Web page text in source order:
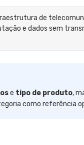
de
e dados sem
e tipo de produto,
como referência